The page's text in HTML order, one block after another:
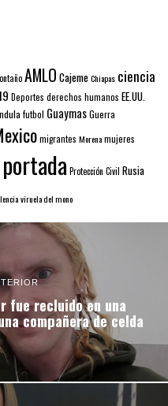
AMLO CajemeChiapas ciencia
Deportes derechos humanos EE.UU.
futbol GuaymasGuerra
migrantes Morenamujeres
portada Protección Civil Rusia
viruela del mono
fue recluido en una
compañera de celda